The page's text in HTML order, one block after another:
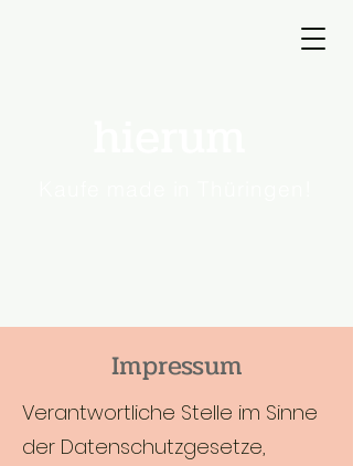
Impressum
Verantwortliche Stelle im Sinne
der Datenschutzgesetze,